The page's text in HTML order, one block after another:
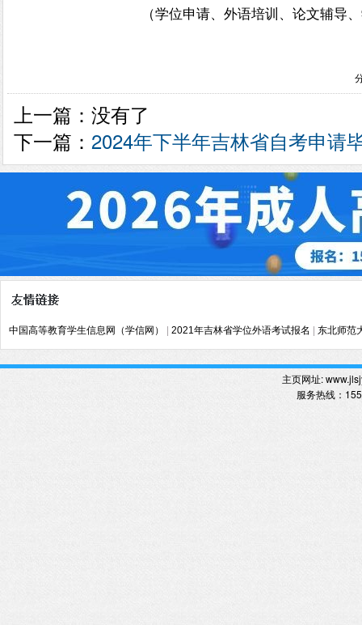
（学位申请、外语培训、论文辅导
上一篇：没有了
下一篇： 2024年下半年吉林省自考申请
中国高等教育学生信息网（学信网） 2021年吉林省学位外语考试报名 东北师范
主页网址:
服务热线 ：